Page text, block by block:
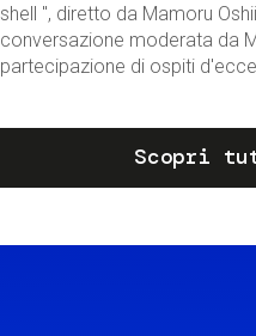
shell ", diretto da Mamoru
conversazione moderata da
partecipazione di ospiti
Scopri